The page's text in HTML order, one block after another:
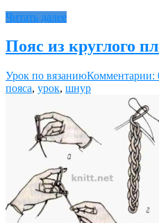
Читать далее
Пояс из круглого
Урок по вязаниюКомментарии:
пояса, урок, шнур